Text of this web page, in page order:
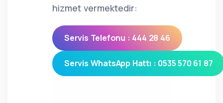
hizmet vermektedir:
Servis Telefonu : 444 28 46
Servis WhatsApp Hattı : 0535 570 61 87